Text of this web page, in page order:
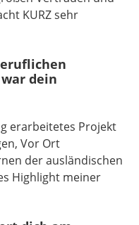
KURZ sehr
war dein
erarbeitetes Projekt
Vor Ort
der ausländischen
Highlight meiner